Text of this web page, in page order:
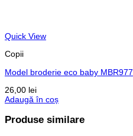
Quick View
Copii
Model broderie eco baby MBR977
26,00 lei
Adaugă în coș
Produse similare